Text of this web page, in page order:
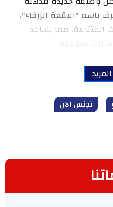
باسم "البقعة الزرقاء"،
مما يساعد
تونس الآن